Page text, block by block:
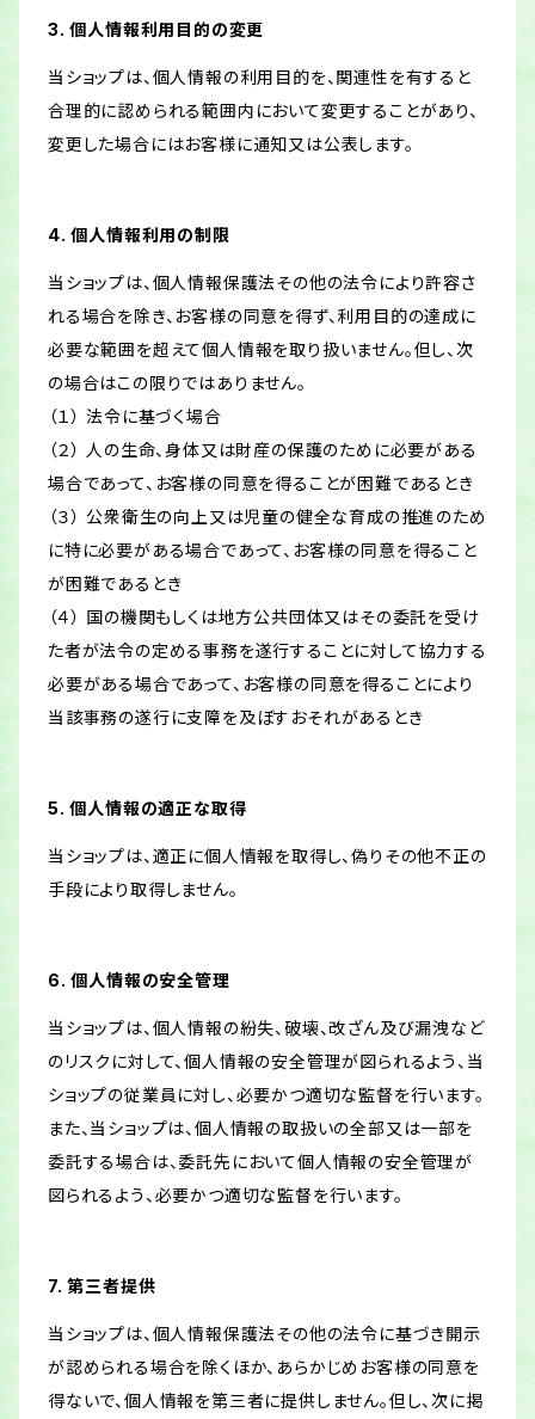
3. 個人情報利用目的の変更
当ショップは、個人情報の利用目的を、関連性を有すると
合理的に認められる範囲内において変更することがあり、
変更した場合にはお客様に通知又は公表します。
4. 個人情報利用の制限
当ショップは、個人情報保護法その他の法令により許容さ
れる場合を除き、お客様の同意を得ず、利用目的の達成に
必要な範囲を超えて個人情報を取り扱いません。但し、次
の場合はこの限りではありません。
（１） 法令に基づく場合
（２） 人の生命、身体又は財産の保護のために必要がある
場合であって、お客様の同意を得ることが困難であるとき
（３） 公衆衛生の向上又は児童の健全な育成の推進のため
に特に必要がある場合であって、お客様の同意を得ること
が困難であるとき
（４） 国の機関もしくは地方公共団体又はその委託を受け
た者が法令の定める事務を遂行することに対して協力する
必要がある場合であって、お客様の同意を得ることにより
当該事務の遂行に支障を及ぼすおそれがあるとき
5. 個人情報の適正な取得
当ショップは、適正に個人情報を取得し、偽りその他不正の
手段により取得しません。
6. 個人情報の安全管理
当ショップは、個人情報の紛失、破壊、改ざん及び漏洩など
のリスクに対して、個人情報の安全管理が図られるよう、当
ショップの従業員に対し、必要かつ適切な監督を行います。
また、当ショップは、個人情報の取扱いの全部又は一部を
委託する場合は、委託先において個人情報の安全管理が
図られるよう、必要かつ適切な監督を行います。
7. 第三者提供
当ショップは、個人情報保護法その他の法令に基づき開示
が認められる場合を除くほか、あらかじめお客様の同意を
得ないで、個人情報を第三者に提供しません。但し、次に掲